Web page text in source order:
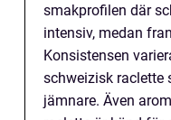
smakprofilen där
intensiv, medan
Konsistensen
schweizisk raclette
jämnare. Även